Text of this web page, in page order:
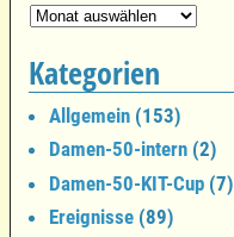
Kategorien
Allgemein(153)
Damen-50-intern(2)
Damen-50-KIT-Cup(7)
Ereignisse(89)